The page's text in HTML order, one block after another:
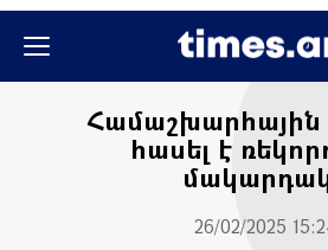
հասել է
26/02/2025